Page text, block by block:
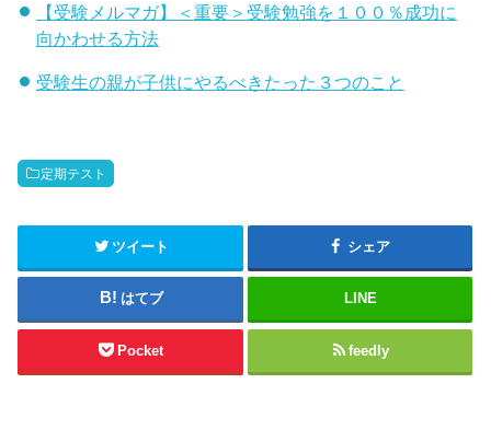
【受験メルマガ】＜重要＞受験勉強を１００％成功に
向かわせる方法
受験生の親が子供にやるべきたった３つのこと
定期テスト
ツイート シェア
はてブ LINE
Pocket feedly